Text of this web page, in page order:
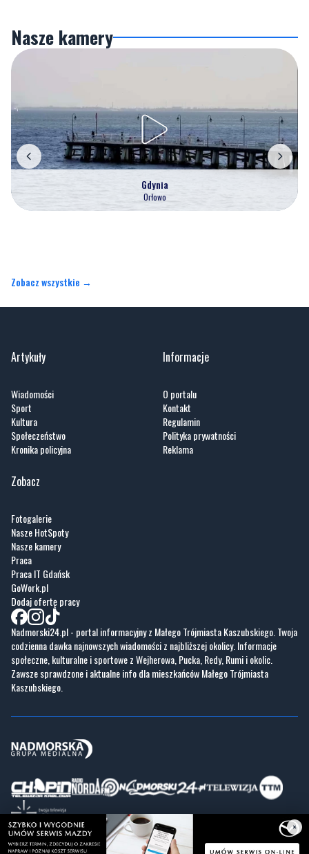
Nasze kamery
Gdynia
Orłowo
Zobacz wszystkie →
Artykuły
Wiadomości
Sport
Kultura
Społeczeństwo
Kronika policyjna
Informacje
O portalu
Kontakt
Regulamin
Polityka prywatności
Reklama
Zobacz
Fotogalerie
Nasze HotSpoty
Nasze kamery
Praca
Praca IT Gdańsk
GoWork.pl
Dodaj ofertę pracy
Nadmorski24.pl - portal informacyjny z Małego Trójmiasta Kaszubskiego. Twoja
codzienna dawka najnowszych wiadomości z najbliższej okolicy. Informacje
społeczne, kulturalne i sportowe z Wejherowa, Pucka, Redy, Rumi i okolic.
Zawsze sprawdzone i aktualne info dla mieszkańców Małego Trójmiasta
Kaszubskiego.
Copyrights © Nadmorski24.pl 2026 r.
Projekt i wykonaniePixlab.pl
×